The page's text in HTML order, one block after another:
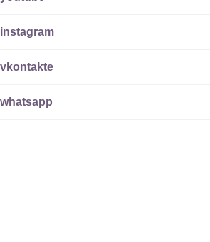
instagram
vkontakte
whatsapp